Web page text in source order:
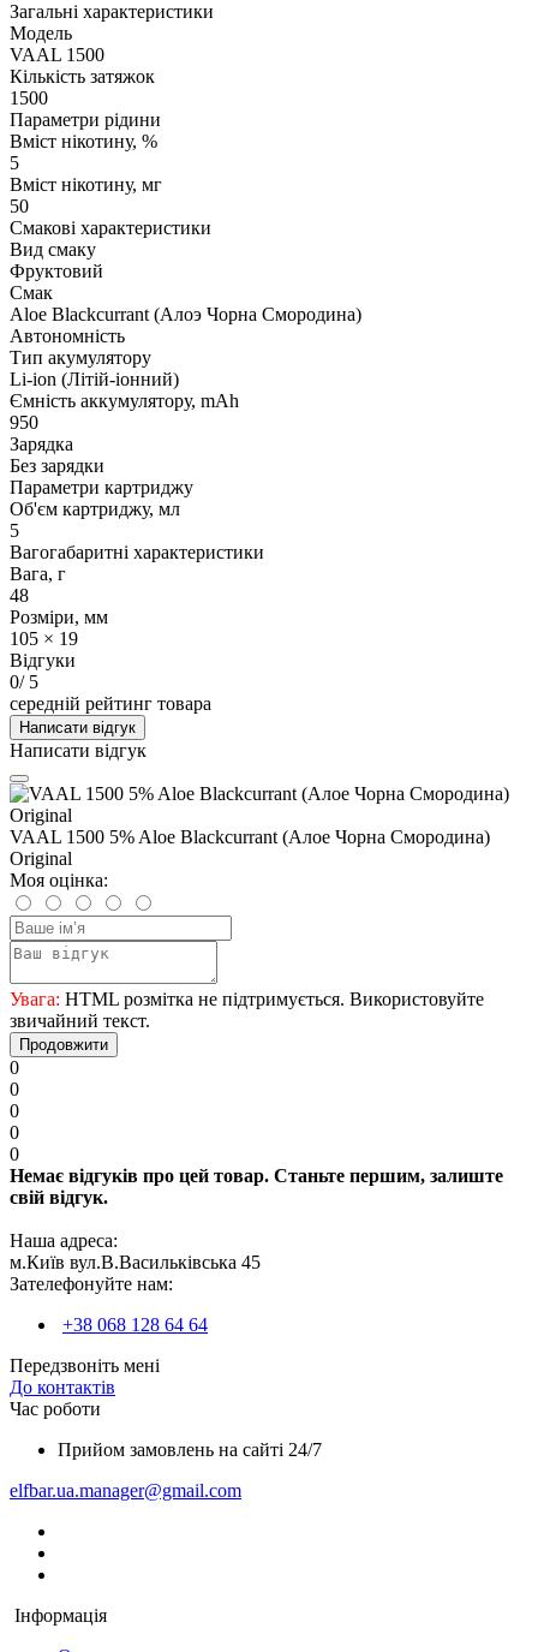
Загальні характеристики
Модель
VAAL 1500
Кількість затяжок
1500
Параметри рідини
Вміст нікотину, %
5
Вміст нікотину, мг
50
Смакові характеристики
Вид смаку
Фруктовий
Смак
Aloe Blackcurrant (Алоэ Чорна Смородина)
Автономність
Тип акумулятору
Li-ion (Літій-іонний)
Ємність аккумулятору, mAh
950
Зарядка
Без зарядки
Параметри картриджу
Об'єм картриджу, мл
5
Вагогабаритні характеристики
Вага, г
48
Розміри, мм
105 × 19
Відгуки
0/ 5
середній рейтинг товара
Написати відгук
Написати відгук
VAAL 1500 5% Aloe Blackcurrant (Алое Чорна Смородина)
Original
Моя оцінка:
Увага: HTML розмітка не підтримується. Використовуйте
звичайний текст.
Продовжити
0
0
0
0
0
Немає відгуків про цей товар. Станьте першим, залиште
свій відгук.
Наша адреса:
м.Київ вул.В.Васильківська 45
Зателефонуйте нам:
+38 068 128 64 64
Передзвоніть мені
До контактів
Час роботи
Прийом замовлень на сайті 24/7
elfbar.ua.manager@gmail.com
Інформація